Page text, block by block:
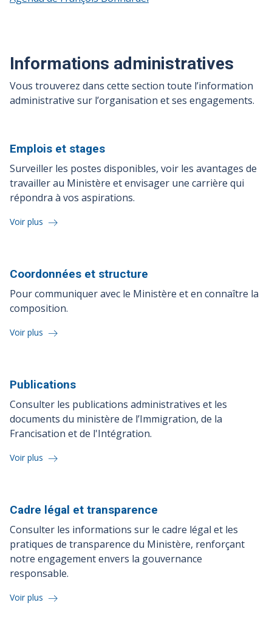
Informations administratives
Vous trouverez dans cette section toute l’information
administrative sur l’organisation et ses engagements.
Emplois et stages
Surveiller les postes disponibles, voir les avantages de
travailler au Ministère et envisager une carrière qui
répondra à vos aspirations.
Voir plus
Coordonnées et structure
Pour communiquer avec le Ministère et en connaître la
composition.
Voir plus
Publications
Consulter les publications administratives et les
documents du ministère de l’Immigration, de la
Francisation et de l'Intégration.
Voir plus
Cadre légal et transparence
Consulter les informations sur le cadre légal et les
pratiques de transparence du Ministère, renforçant
notre engagement envers la gouvernance
responsable.
Voir plus